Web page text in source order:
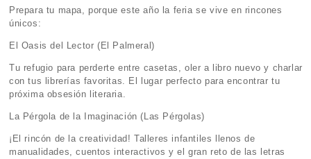
Prepara tu mapa, porque este año la feria se vive en rincones
únicos:
El Oasis del Lector (El Palmeral)
Tu refugio para perderte entre casetas, oler a libro nuevo y charlar
con tus librerías favoritas. El lugar perfecto para encontrar tu
próxima obsesión literaria.
La Pérgola de la Imaginación (Las Pérgolas)
¡El rincón de la creatividad! Talleres infantiles llenos de
manualidades, cuentos interactivos y el gran reto de las letras